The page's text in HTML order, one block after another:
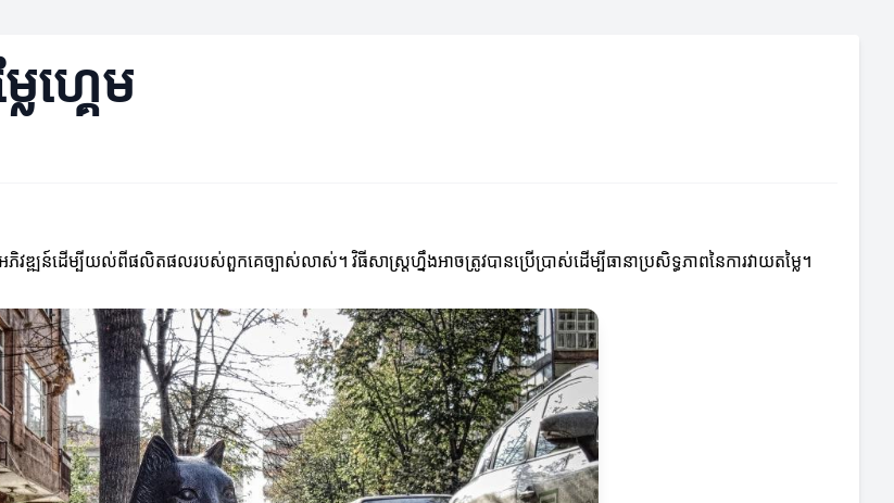
ហ្គេម
វឌ្ឍន៍ដើម្បីយល់ពីផលិតផលរបស់ពួកគេច្បាស់លាស់។ វិធីសាស្ត្រហ្នឹងអាចត្រូវបានប្រើប្រាស់ដើម្បីធានាប្រសិទ្ធភាពនៃការវាយតម្លៃ។